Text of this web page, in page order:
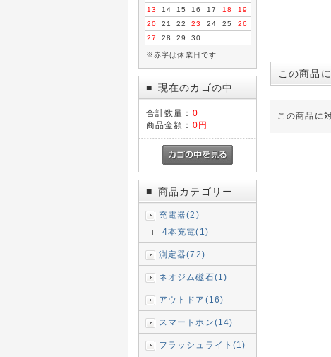
13
14 15 16 17 18
19
20
21 22 23 24 25
26
27
28 29 30
※赤字は休業日です
■ 現在のカゴの中
合計数量： 0
商品金額： 0円
■ 商品カテゴリー
充電器(2)
4本充電(1)
測定器(72)
ネオジム磁石(1)
アウトドア(16)
スマートホン(14)
フラッシュライト(1)
この商品
この商品に